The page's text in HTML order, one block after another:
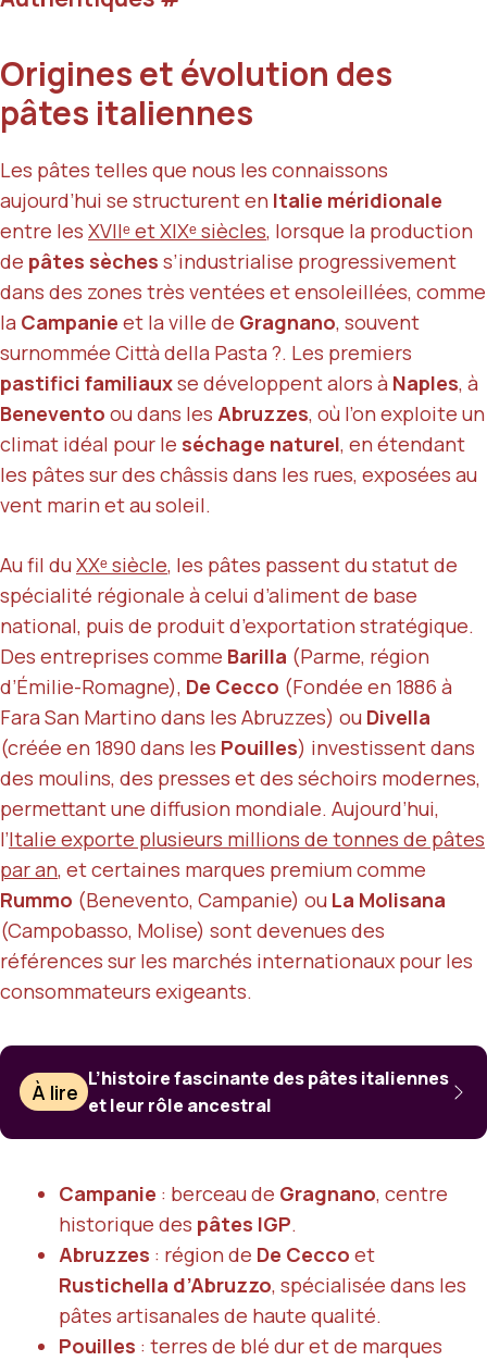
Origines et évolution des
pâtes italiennes
Les pâtes telles que nous les connaissons
aujourd’hui se structurent en Italie méridionale
entre les XVIIᵉ et XIXᵉ siècles, lorsque la production
de pâtes sèches s’industrialise progressivement
dans des zones très ventées et ensoleillées, comme
la Campanie et la ville de Gragnano, souvent
surnommée Città della Pasta ?. Les premiers
pastifici familiauxse développent alors à Naples, à
Benevento ou dans les Abruzzes, où l’on exploite un
climat idéal pour le séchage naturel, en étendant
les pâtes sur des châssis dans les rues, exposées au
vent marin et au soleil.
Au fil du XXᵉ siècle, les pâtes passent du statut de
spécialité régionale à celui d’aliment de base
national, puis de produit d’exportation stratégique.
Des entreprises comme Barilla (Parme, région
d’Émilie-Romagne), De Cecco (Fondée en 1886 à
Fara San Martino dans les Abruzzes) ou Divella
(créée en 1890 dans les Pouilles) investissent dans
des moulins, des presses et des séchoirs modernes,
permettant une diffusion mondiale. Aujourd’hui,
l’Italie exporte plusieurs millions de tonnes de pâtes
par an, et certaines marques premium comme
Rummo (Benevento, Campanie) ou La Molisana
(Campobasso, Molise) sont devenues des
références sur les marchés internationaux pour les
consommateurs exigeants.
À lire
L’histoire fascinante des pâtes italiennes
et leur rôle ancestral
Campanie : berceau de Gragnano, centre
historique des pâtes IGP.
Abruzzes : région de De Cecco et
Rustichella d’Abruzzo, spécialisée dans les
pâtes artisanales de haute qualité.
Pouilles : terres de blé dur et de marques